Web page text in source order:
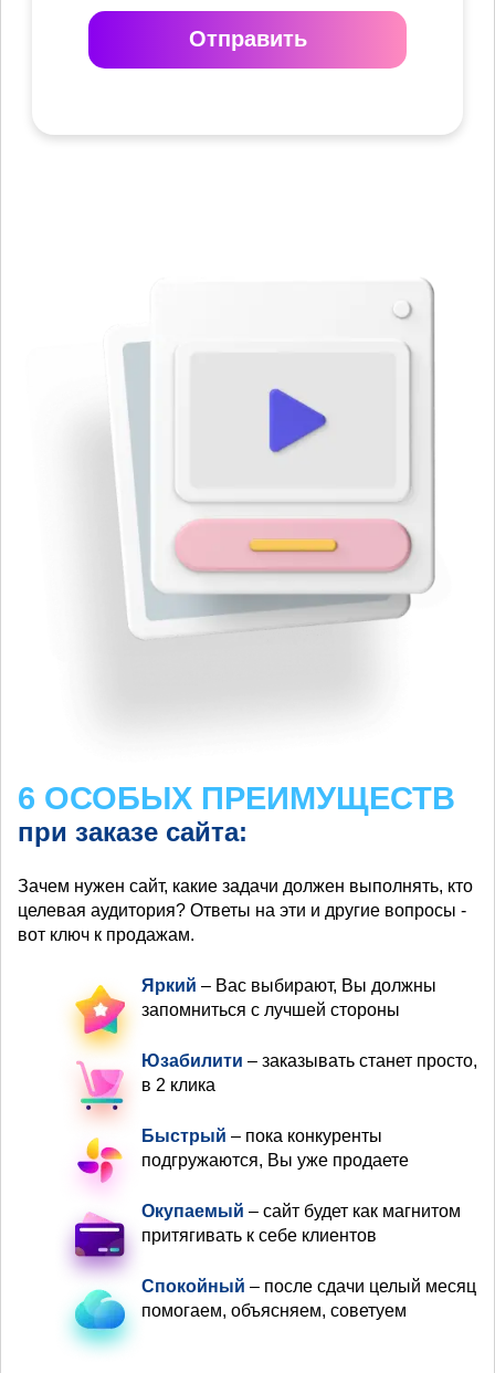
Отправить
6 ОСОБЫХ ПРЕИМУЩЕСТВ
при заказе сайта:
Зачем нужен сайт, какие задачи должен выполнять, кто
целевая аудитория? Ответы на эти и другие вопросы -
вот ключ к продажам.
Яркий – Вас выбирают, Вы должны
запомниться с лучшей стороны
Юзабилити – заказывать станет просто,
в 2 клика
Быстрый – пока конкуренты
подгружаются, Вы уже продаете
Окупаемый – сайт будет как магнитом
притягивать к себе клиентов
Спокойный – после сдачи целый месяц
помогаем, объясняем, советуем